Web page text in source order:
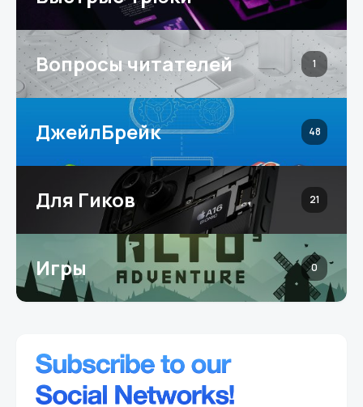
Вопросы читателей 1
ДжейлБрейк 48
Для Гиков 21
Игры 0